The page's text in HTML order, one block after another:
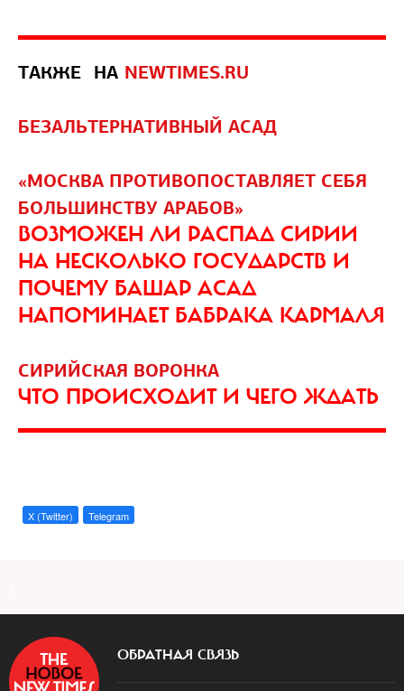
ТАКЖЕ НА NEWTIMES.RU
БЕЗАЛЬТЕРНАТИВНЫЙ АСАД
«МОСКВА ПРОТИВОПОСТАВЛЯЕТ СЕБЯ
БОЛЬШИНСТВУ АРАБОВ»
ВОЗМОЖЕН ЛИ РАСПАД СИРИИ
НА НЕСКОЛЬКО ГОСУДАРСТВ И
ПОЧЕМУ БАШАР АСАД
НАПОМИНАЕТ БАБРАКА КАРМАЛЯ
СИРИЙСКАЯ ВОРОНКА
ЧТО ПРОИСХОДИТ И ЧЕГО ЖДАТЬ
X (Twitter) Telegram
ОБРАТНАЯ СВЯЗЬ